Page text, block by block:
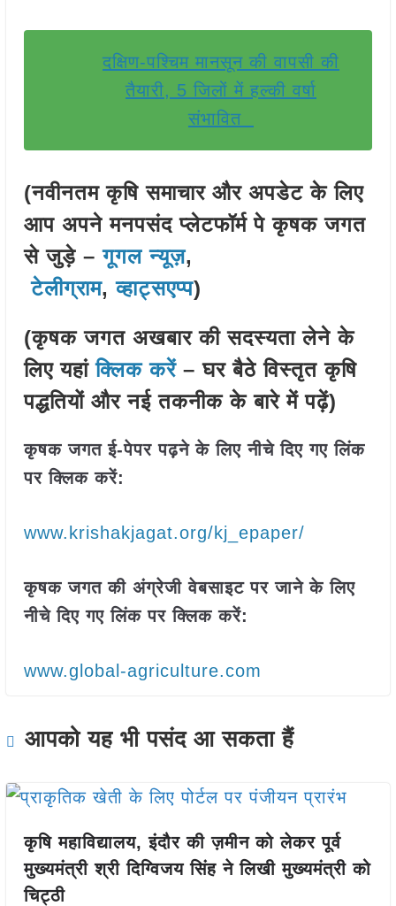
दक्षिण-पश्चिम मानसून की वापसी की
तैयारी, 5 जिलों में हल्की वर्षा
संभावित
(नवीनतम कृषि समाचार और अपडेट के लिए
आप अपने मनपसंद प्लेटफॉर्म पे कृषक जगत
से जुड़े – गूगल न्यूज़,
टेलीग्राम,व्हाट्सएप्प)
(कृषक जगत अखबार की सदस्यता लेने के
लिए यहांक्लिक करें– घर बैठे विस्तृत कृषि
पद्धतियों और नई तकनीक के बारे में पढ़ें)
कृषक जगत ई-पेपर पढ़ने के लिए नीचे दिए गए लिंक
पर क्लिक करें:
www.krishakjagat.org/kj_epaper/
कृषक जगत की अंग्रेजी वेबसाइट पर जाने के लिए
नीचे दिए गए लिंक पर क्लिक करें:
www.global-agriculture.com
आपको यह भी पसंद आ सकता हैं
कृषि महाविद्यालय, इंदौर की ज़मीन को लेकर पूर्व
मुख्यमंत्री श्री दिग्विजय सिंह ने लिखी मुख्यमंत्री को
चिट्ठी